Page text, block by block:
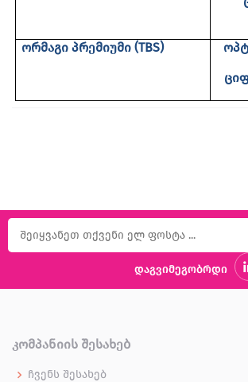
ორმაგი პრემიუმი(TBS)
დაგვიმეგობრდი
ᲙᲝᲛᲞᲐᲜᲘᲘᲡ ᲨᲔᲡᲐᲮᲔᲑ
ჩვენს შესახებ